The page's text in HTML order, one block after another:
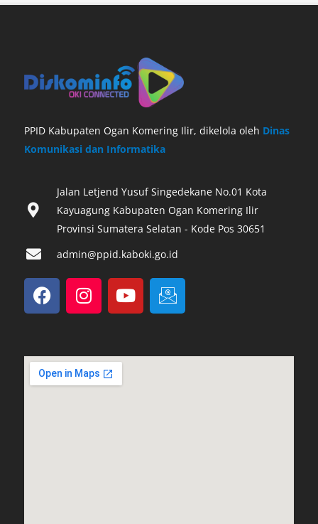
PPID Kabupaten Ogan Komering Ilir, dikelola oleh Dinas
Komunikasi dan Informatika
Jalan Letjend Yusuf Singedekane No.01 Kota
Kayuagung Kabupaten Ogan Komering Ilir
Provinsi Sumatera Selatan - Kode Pos 30651‎
admin@ppid.kaboki.go.id
F
a
c
b
o
o
I
n
s
a
g
r
Y
o
u
u
I
c
o
-